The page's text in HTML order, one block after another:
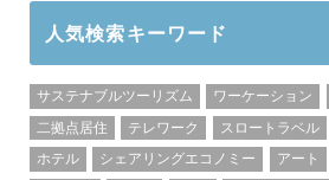
人気検索キーワード
サステナブルツーリズム ワーケーション
二拠点居住
テレワーク スロートラベル
ホテル
シェアリングエコノミー アート